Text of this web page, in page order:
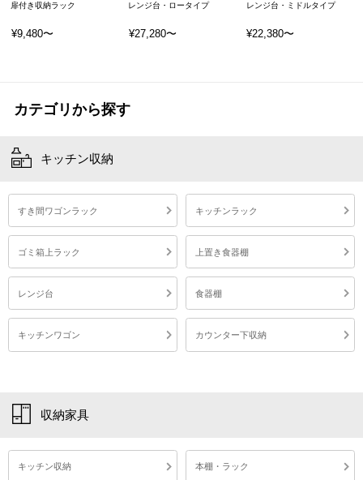
扉付きラック キッチンラック ラック オープンラック ディスプレイラック 収納ラック 扉付き収納ラック マルチラック 木製ラック ウッドラック フリーラック 多目的ラック 4段ラック 四段ラック サイドラック リビングラック ブックラック マガジンラック 家電ラック トースターラック 炊飯器ラック CDラック DVDラック DVD収納ラック BDラック コミックラック 絵本ラック ミドルラック スリムラック ランドセルラック デスクサイドラック 調味料ラック rack 棚 収納棚 整理棚 飾り棚 本棚 木製本棚 扉付き本棚 絵本棚 食器棚 CD収納棚 DVD収納棚 台 fax台 ファックス台 電話台 リビングボード サイドボード ミドルボード カラーボックス 4段ボックス 扉付きカラーボックス 収納ボックス 扉付き収納ボックス ストッカー キッチンストッカー キャビネット キッチン収納 台所収納 リビング収納 家電収納 コミック収納 CD収納 DVD収納 オフィス収納 ルーター収納 隙間収納 すき間収納 小物収納 隠す収納 見せる収納 木製 木目 木 ウッド オープン ドア 扉 扉付き 取っ手 目隠し 隠せる 4段 四段 棚板 可動式 高さ調整 可動棚 コード穴 コード穴付き ロータイプ ロー 低い 低め ミドルタイプ ミドル ミドルサイズ コンパクト 小さい 小さめ スリム 薄型 省スペース 長方形 縦長 約 50cm幅 幅50cm 幅50センチ 奥行29cm 奥行29センチ 奥行30cm 奥行30センチ 高さ89cm 高さ89センチ 高さ90cm 高さ90センチ キッチン ダイニング 台所 リビング ベッドサイド 寝室 デスク 横 デスクサイド 書斎 オフィス 子供部屋 子ども部屋 こども部屋 1人暮らし 一人暮らし ひとり暮らし ワンルーム テレワーク 在宅ワーク 在宅勤務 リモートワーク 賃貸 新生活 引っ越し 引越し トースター 炊飯器 調理器具 小型家電 コーヒーメーカー 鍋 ファックス fax 電話機 小物 観葉植物 雑貨 食器 備蓄品 食品 ストック b5 a4 雑誌 コミック 漫画 マンガ まんが 文庫本 単行本 書籍 小説 絵本 教科書 おもちゃ ランドセル CD DVD Blu-ray BD ゲームソフト ルーター モデム 収納家具 整理 整理整頓 マルチ ディスプレイ ウォールナット ウォルナット ブラウン ダークブラウン 茶色 こげ茶 こげ茶色 オーク ナチュラル ベージュ ホワイト アイボリー 白色 白家具 シンプル 可愛い かわいい カジュアル モダン 塩系 北欧 韓国 風 インテリア おしゃれ オシャレ お洒落 完成品 開梱設置 組立不要 組み立て不要
扉付き収納ラック
¥9,480〜
レンジ台・ロータイプ
¥27,280〜
レンジ台・ミドルタイプ
¥22,380〜
カテゴリから探す
キッチン収納
すき間ワゴンラック キッチンラック
ゴミ箱上ラック 上置き食器棚
レンジ台 食器棚
キッチンワゴン カウンター下収納
収納家具
キッチン収納 本棚・ラック